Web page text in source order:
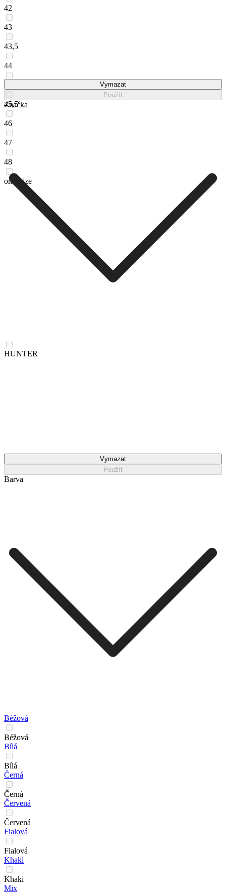
42
43
43,5
44
45,5
46
47
48
one_size
Vymazat
Použít
Značka
HUNTER
Vymazat
Použít
Barva
Béžová
Béžová
Bílá
Bílá
Černá
Černá
Červená
Červená
Fialová
Fialová
Khaki
Khaki
Mix